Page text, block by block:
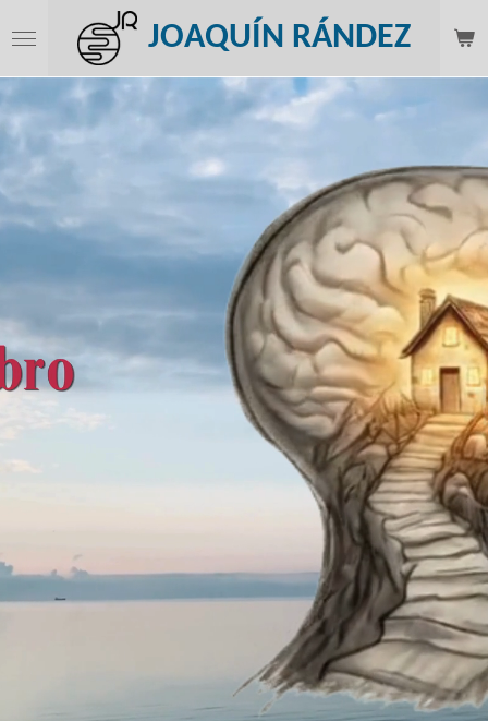
al
principal
JOAQUÍN RÁNDEZ